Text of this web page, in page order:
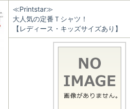
≪Printstar≫
大人気の定番Ｔシャツ！
【レディース・キッズサイズあり】